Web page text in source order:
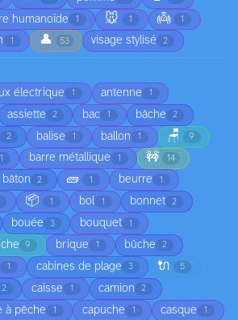
humanoïde 1 🐭 1 👼 1
1 👤 53 visage stylisé 2
électrique 1 antenne 1
assiette 2 bac 1 bâche 2
2 balise 1 ballon 1 🪑 9
1 barre métallique 1 🚧 14
bâton 2 🧱 1 beurre 1
📦 1 bol 1 bonnet 2
bouée 3 bouquet 1
9 brique 1 bûche 2
1 cabines de plage 3 🔌 5
2 caisse 1 camion 2
à pêche 1 capuche 1 casque 1